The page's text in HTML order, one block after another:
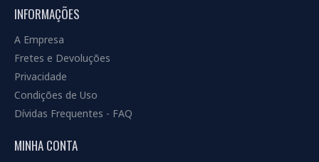
INFORMAÇÕES
A Empresa
Fretes e Devoluções
Privacidade
Condições de Uso
Dívidas Frequentes - FAQ
MINHA CONTA